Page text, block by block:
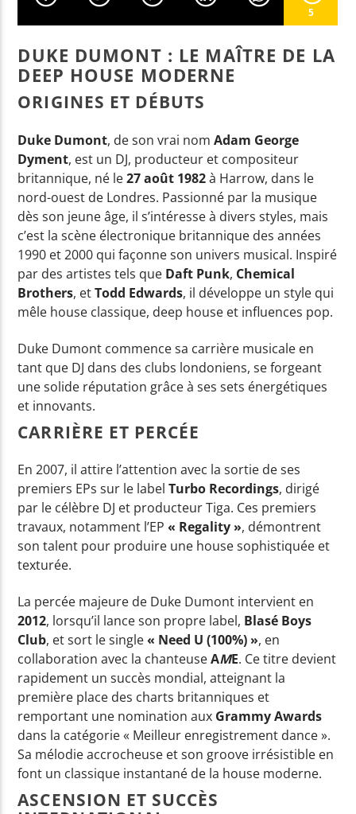
EN CE MOMENT
CAN'T TAME HER (ACOUSTIC)
ZARA LARSSON
EMISSION EN COURS
ACOUSTIC
06:00 07:59
UPCOMING SHOW
GOOD MORNING WORLD
08:00 08:59
Yellow Radio
Yellow Riviera
Yellow Party
5
DUKE DUMONT : LE MAÎTRE DE LA
DEEP HOUSE MODERNE
ORIGINES ET DÉBUTS
Duke Dumont, de son vrai nomAdam George
Dyment, est un DJ, producteur et compositeur
britannique, né le27 août 1982à Harrow, dans le
nord-ouest de Londres. Passionné par la musique
dès son jeune âge, il s’intéresse à divers styles, mais
c’est la scène électronique britannique des années
1990 et 2000 qui façonne son univers musical. Inspiré
par des artistes tels que Daft Punk, Chemical
Brothers, etTodd Edwards, il développe un style qui
mêle house classique, deep house et influences pop.
Duke Dumont commence sa carrière musicale en
tant que DJ dans des clubs londoniens, se forgeant
une solide réputation grâce à ses sets énergétiques
et innovants.
CARRIÈRE ET PERCÉE
En 2007, il attire l’attention avec la sortie de ses
premiers EPs sur le labelTurbo Recordings, dirigé
par le célèbre DJ et producteur Tiga. Ces premiers
travaux, notamment l’EP« Regality », démontrent
son talent pour produire une house sophistiquée et
texturée.
La percée majeure de Duke Dumont intervient en
2012, lorsqu’il lance son propre label, Blasé Boys
Club, et sort le single« Need U (100%) », en
collaboration avec la chanteuseAME. Ce titre devient
rapidement un succès mondial, atteignant la
première place des charts britanniques et
remportant une nomination aux Grammy Awards
dans la catégorie « Meilleur enregistrement dance ».
Sa mélodie accrocheuse et son groove irrésistible en
font un classique instantané de la house moderne.
ASCENSION ET SUCCÈS